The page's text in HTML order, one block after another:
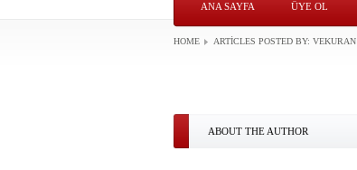
ANA SAYFA ÜYE OL
HOME ARTICLES POSTED BY: VEKURAN
ABOUT THE AUTHOR